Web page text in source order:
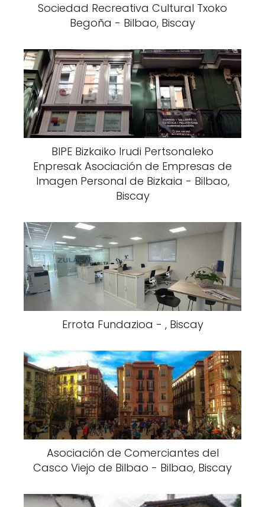
Sociedad Recreativa Cultural Txoko
Begoña - Bilbao, Biscay
BIPE Bizkaiko Irudi Pertsonaleko
Enpresak Asociación de Empresas de
Imagen Personal de Bizkaia - Bilbao,
Biscay
Errota Fundazioa - , Biscay
Asociación de Comerciantes del
Casco Viejo de Bilbao - Bilbao, Biscay